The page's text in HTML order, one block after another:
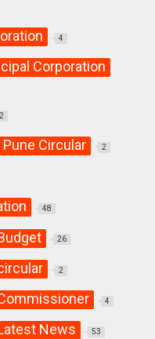
4
Corporation
2
Pune Circular 2
48
26
2
4
News 53